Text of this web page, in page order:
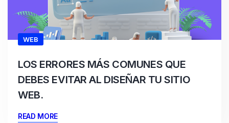
WEB
LOS ERRORES MÁS COMUNES QUE
DEBES EVITAR AL DISEÑAR TU SITIO
WEB.
READ MORE